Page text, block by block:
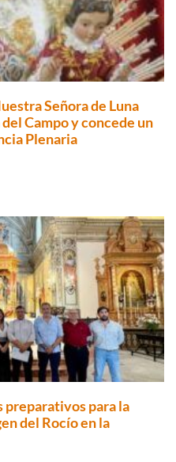
Señora de Luna
Campo y concede un
Plenaria
para la
del Rocío en la